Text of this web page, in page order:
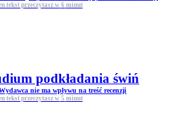
tekst przeczytasz w 6 minut
podkładania świń
nie ma wpływu na treść recenzji
tekst przeczytasz w 5 minut